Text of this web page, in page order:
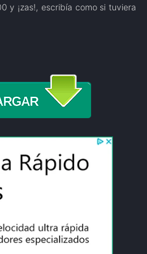
y ¡zas!, escribía como si tuviera